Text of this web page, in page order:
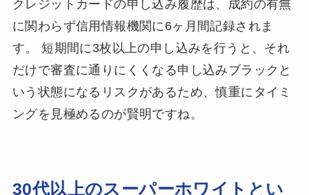
クレジットカードの申し込み履歴は、成約の有無
に関わらず信用情報機関に6ヶ月間記録されま
す。 短期間に3枚以上の申し込みを行うと、それ
だけで審査に通りにくくなる申し込みブラックと
いう状態になるリスクがあるため、慎重にタイミ
ングを見極めるのが賢明ですね。
30代以上のスーパーホワイトとい